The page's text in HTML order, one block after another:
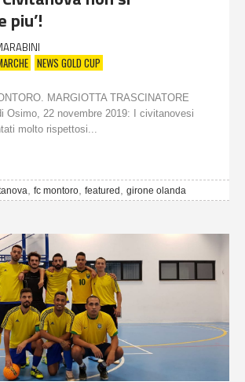
piu’!
NEWS GOLD CUP
MARGIOTTA TRASCINATORE
Osimo, 22 novembre 2019: I civitanovesi
molto rispettosi...
fc montoro featured girone olanda